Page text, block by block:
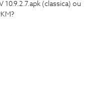
10.9.2.7.apk (classica) ou